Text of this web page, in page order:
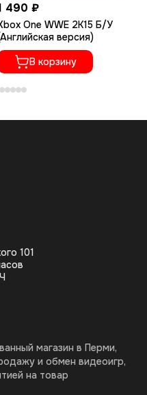
490 ₽
One WWE 2K15 Б/У
версия)
В корзину
101
магазин в Перми,
и обмен видеоигр,
на товар